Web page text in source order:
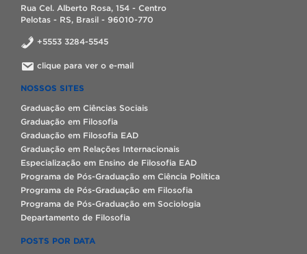
Rua Cel. Alberto Rosa, 154 - Centro
Pelotas - RS, Brasil - 96010-770
+5553 3284-5545
clique para ver o e-mail
NOSSOS SITES
Graduação em Ciências Sociais
Graduação em Filosofia
Graduação em Filosofia EAD
Graduação em Relações Internacionais
Especialização em Ensino de Filosofia EAD
Programa de Pós-Graduação em Ciência Política
Programa de Pós-Graduação em Filosofia
Programa de Pós-Graduação em Sociologia
Departamento de Filosofia
POSTS POR DATA